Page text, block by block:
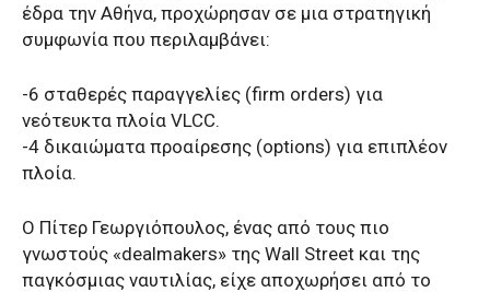
έδρα την Αθήνα, προχώρησαν σε μια στρατηγική
συμφωνία που περιλαμβάνει:
-6 σταθερές παραγγελίες (firm orders) για
νεότευκτα πλοία VLCC.
-4 δικαιώματα προαίρεσης (options) για επιπλέον
πλοία.
Ο Πίτερ Γεωργιόπουλος, ένας από τους πιο
γνωστούς «dealmakers» της Wall Street και της
παγκόσμιας ναυτιλίας, είχε αποχωρήσει από το